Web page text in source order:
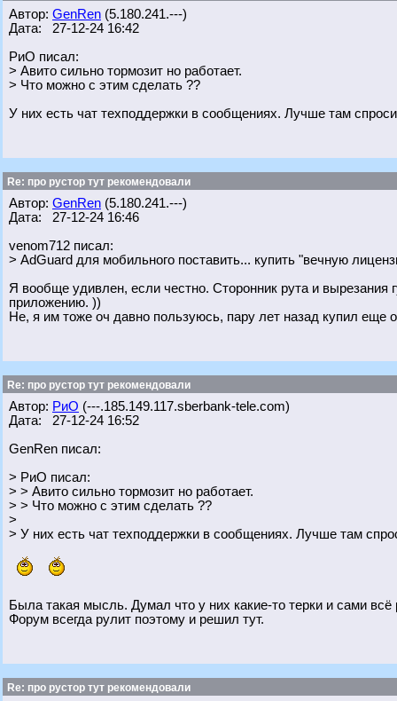
Автор: GenRen (5.180.241.---)
Дата: 27-12-24 16:42
РиО писал:
> Авито сильно тормозит но работает.
> Что можно с этим сделать ??
У них есть чат техподдержки в сообщениях. Лучше там
Re: про рустор тут рекомендовали
Автор: GenRen (5.180.241.---)
Дата: 27-12-24 16:46
venom712 писал:
> AdGuard для мобильного поставить... купить "вечную
Я вообще удивлен, если честно. Сторонник рута и вырезания
приложению. ))
Не, я им тоже оч давно пользуюсь, пару лет назад купил еще
Re: про рустор тут рекомендовали
Автор: РиО (---.185.149.117.sberbank-tele.com)
Дата: 27-12-24 16:52
GenRen писал:
> РиО писал:
> > Авито сильно тормозит но работает.
> > Что можно с этим сделать ??
>
> У них есть чат техподдержки в сообщениях. Лучше там
Была такая мысль. Думал что у них какие-то терки и сами всё
Форум всегда рулит поэтому и решил тут.
Re: про рустор тут рекомендовали